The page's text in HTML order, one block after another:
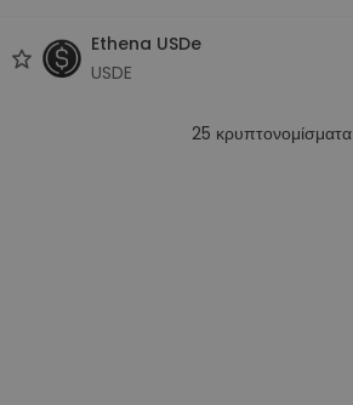
Ethena USDe
USDE
25 κρυπτονομίσματα